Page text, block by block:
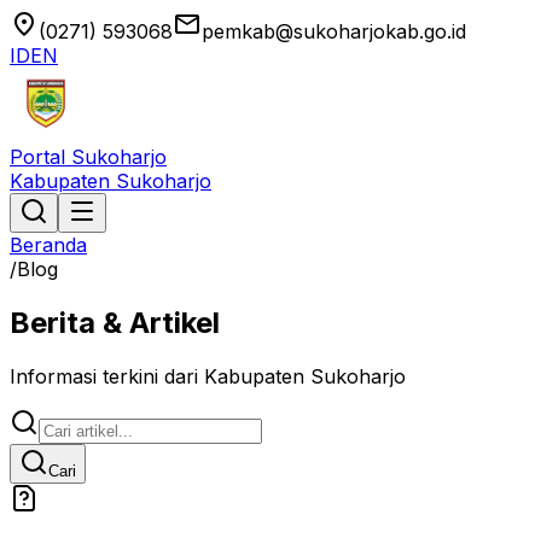
location_on (0271) 593068emailpemkab@sukoharjokab.go.id
IDEN
Portal Sukoharjo
Kabupaten Sukoharjo
Beranda
/Blog
Berita & Artikel
Informasi terkini dari Kabupaten Sukoharjo
Cari